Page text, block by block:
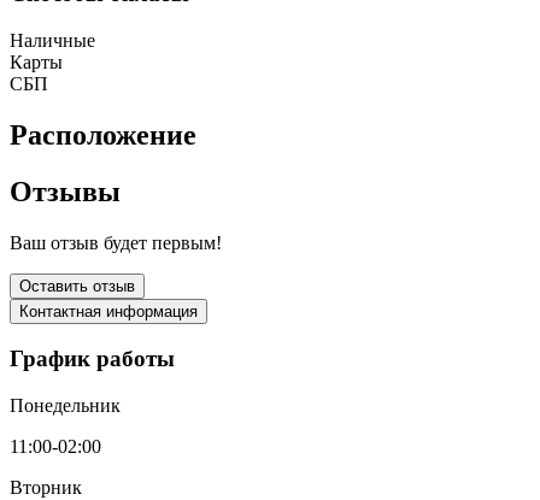
Наличные
Карты
СБП
Расположение
Отзывы
Ваш отзыв будет первым!
Оставить отзыв
Контактная информация
График работы
Понедельник
11:00-02:00
Вторник